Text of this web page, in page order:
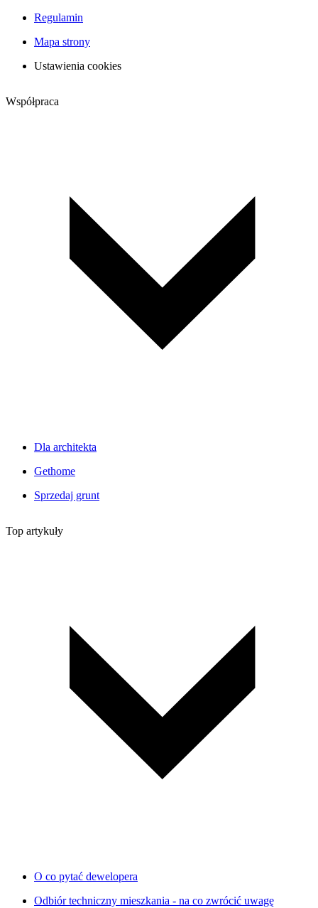
Regulamin
Mapa strony
Ustawienia cookies
Współpraca
Dla architekta
Gethome
Sprzedaj grunt
Top artykuły
O co pytać dewelopera
Odbiór techniczny mieszkania - na co zwrócić uwagę